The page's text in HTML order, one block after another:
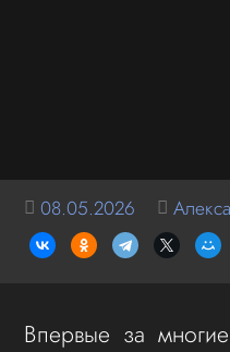
08.05.2026
Впервые за